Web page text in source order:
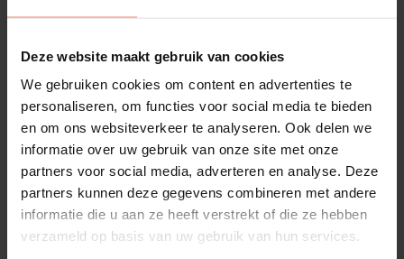
Deze website maakt gebruik van cookies
We gebruiken cookies om content en advertenties te
personaliseren, om functies voor social media te bieden
en om ons websiteverkeer te analyseren. Ook delen we
informatie over uw gebruik van onze site met onze
partners voor social media, adverteren en analyse. Deze
partners kunnen deze gegevens combineren met andere
informatie die u aan ze heeft verstrekt of die ze hebben
verzameld op basis van uw gebruik van hun services.
Inbraakwerende
raamfolie
te downloaden.
Verwerkings-/montageadvies
Alle producten moeten worden gemonteerd volgens de
officiële SCALASOL® raamfolie plakinstructie
Worden onze handleidingen en instructies niet gevolgd, dan